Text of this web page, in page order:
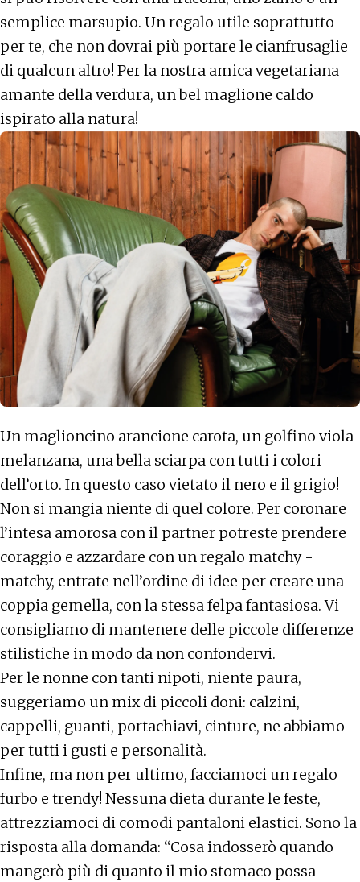
semplice marsupio. Un regalo utile soprattutto
per te, che non dovrai più portare le cianfrusaglie
di qualcun altro! Per la nostra amica vegetariana
amante della verdura, un bel maglione caldo
ispirato alla natura!
Un maglioncino arancione carota, un golfino viola
melanzana, una bella sciarpa con tutti i colori
dell’orto. In questo caso vietato il nero e il grigio!
Non si mangia niente di quel colore. Per coronare
l’intesa amorosa con il partner potreste prendere
coraggio e azzardare con un regalo matchy -
matchy, entrate nell’ordine di idee per creare una
coppia gemella, con la stessa felpa fantasiosa. Vi
consigliamo di mantenere delle piccole differenze
stilistiche in modo da non confondervi.
Per le nonne con tanti nipoti, niente paura,
suggeriamo un mix di piccoli doni: calzini,
cappelli, guanti, portachiavi, cinture, ne abbiamo
per tutti i gusti e personalità.
Infine, ma non per ultimo, facciamoci un regalo
furbo e trendy! Nessuna dieta durante le feste,
attrezziamoci di comodi pantaloni elastici. Sono la
risposta alla domanda: “Cosa indosserò quando
mangerò più di quanto il mio stomaco possa